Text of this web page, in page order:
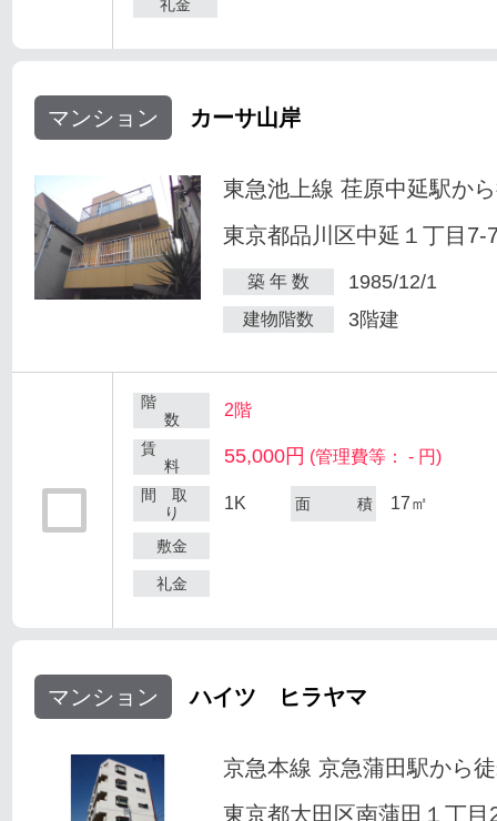
礼金
マンション カーサ山岸
東急池上線 荏原中延駅か
東京都品川区中延１丁目7-
築 年 数 1985/12/1
建物階数 3階建
階
数
2階
賃
料
55,000円 (管理費等： - 円)
間 取
り
1K 面 積 17㎡
敷金
礼金
マンション ハイツ ヒラヤマ
京急本線 京急蒲田駅から
東京都大田区南蒲田１丁目